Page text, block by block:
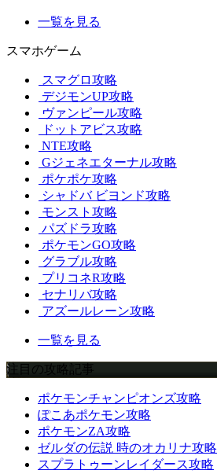
一覧を見る
スマホゲーム
スマグロ攻略
デジモンUP攻略
ヴァンピール攻略
ドットアビス攻略
NTE攻略
Gジェネエターナル攻略
ポケポケ攻略
シャドバ ビヨンド攻略
モンスト攻略
パズドラ攻略
ポケモンGO攻略
グラブル攻略
プリコネR攻略
セナリバ攻略
アズールレーン攻略
一覧を見る
注目の攻略記事
ポケモンチャンピオンズ攻略
ぽこあポケモン攻略
ポケモンZA攻略
ゼルダの伝説 時のオカリナ攻略
スプラトゥーンレイダース攻略